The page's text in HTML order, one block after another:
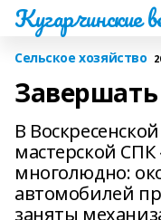
Кугарчинские
Сельское хозяйство
В
мастерской
многолюдно:
автомобилей
заняты